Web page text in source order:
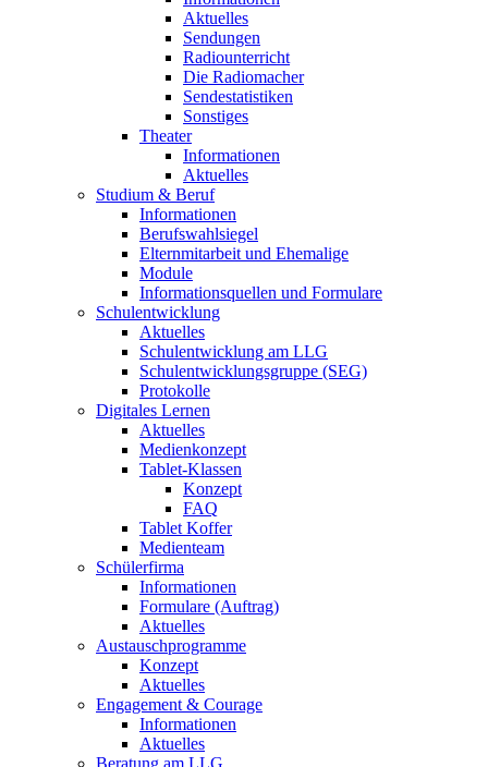
Aktuelles
Sendungen
Radiounterricht
Die Radiomacher
Sendestatistiken
Sonstiges
Theater
Informationen
Aktuelles
Studium & Beruf
Informationen
Berufswahlsiegel
Elternmitarbeit und Ehemalige
Module
Informationsquellen und Formulare
Schulentwicklung
Aktuelles
Schulentwicklung am LLG
Schulentwicklungsgruppe (SEG)
Protokolle
Digitales Lernen
Aktuelles
Medienkonzept
Tablet-Klassen
Konzept
FAQ
Tablet Koffer
Medienteam
Schülerfirma
Informationen
Formulare (Auftrag)
Aktuelles
Austauschprogramme
Konzept
Aktuelles
Engagement & Courage
Informationen
Aktuelles
Beratung am LLG